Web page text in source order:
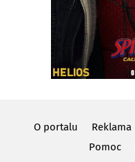
O portalu Reklama
Pomoc